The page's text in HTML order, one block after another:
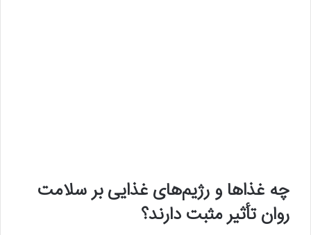
چه غذاها و رژیم‌های غذایی بر سلامت
روان تأثیر مثبت دارند؟